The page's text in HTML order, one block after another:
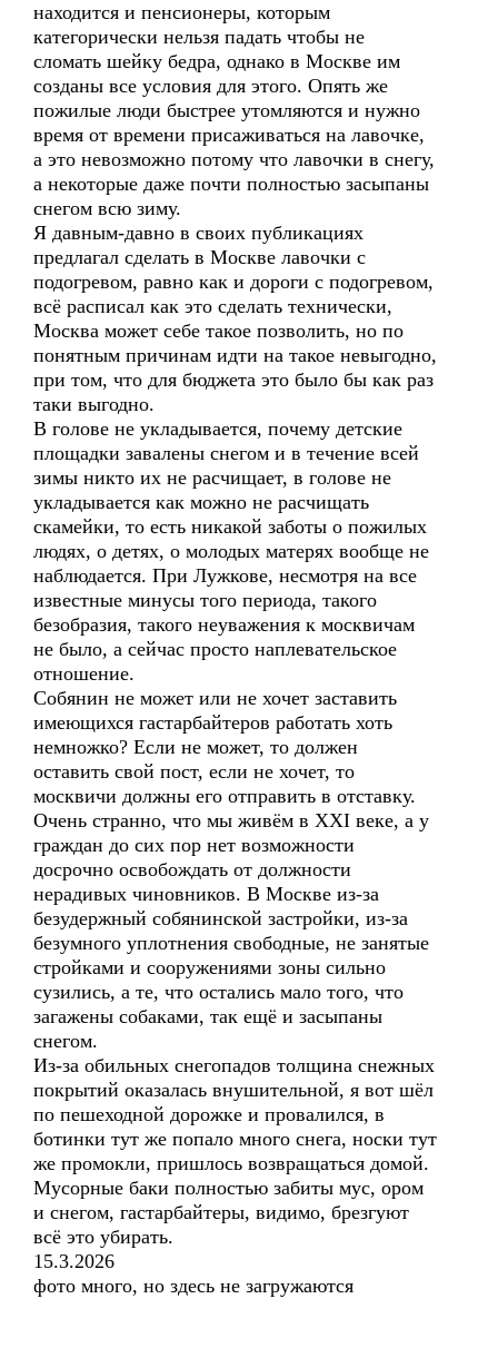
находится и пенсионеры, которым
категорически нельзя падать чтобы не
сломать шейку бедра, однако в Москве им
созданы все условия для этого. Опять же
пожилые люди быстрее утомляются и нужно
время от времени присаживаться на лавочке,
а это невозможно потому что лавочки в снегу,
а некоторые даже почти полностью засыпаны
снегом всю зиму.
Я давным-давно в своих публикациях
предлагал сделать в Москве лавочки с
подогревом, равно как и дороги с подогревом,
всё расписал как это сделать технически,
Москва может себе такое позволить, но по
понятным причинам идти на такое невыгодно,
при том, что для бюджета это было бы как раз
таки выгодно.
В голове не укладывается, почему детские
площадки завалены снегом и в течение всей
зимы никто их не расчищает, в голове не
укладывается как можно не расчищать
скамейки, то есть никакой заботы о пожилых
людях, о детях, о молодых матерях вообще не
наблюдается. При Лужкове, несмотря на все
известные минусы того периода, такого
безобразия, такого неуважения к москвичам
не было, а сейчас просто наплевательское
отношение.
Собянин не может или не хочет заставить
имеющихся гастарбайтеров работать хоть
немножко? Если не может, то должен
оставить свой пост, если не хочет, то
москвичи должны его отправить в отставку.
Очень странно, что мы живём в XXI веке, а у
граждан до сих пор нет возможности
досрочно освобождать от должности
нерадивых чиновников. В Москве из-за
безудержный собянинской застройки, из-за
безумного уплотнения свободные, не занятые
стройками и сооружениями зоны сильно
сузились, а те, что остались мало того, что
загажены собаками, так ещё и засыпаны
снегом.
Из-за обильных снегопадов толщина снежных
покрытий оказалась внушительной, я вот шёл
по пешеходной дорожке и провалился, в
ботинки тут же попало много снега, носки тут
же промокли, пришлось возвращаться домой.
Мусорные баки полностью забиты мус, ором
и снегом, гастарбайтеры, видимо, брезгуют
всё это убирать.
15.3.2026
фото много, но здесь не загружаются